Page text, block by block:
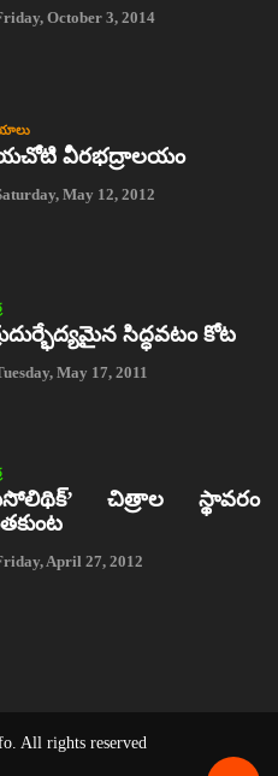
October 3, 2014
వీరభద్రాలయం
May 12, 2012
సిద్ధవటం కోట
May 17, 2011
చిత్రాల స్థావరం
April 27, 2012
All rights reserved